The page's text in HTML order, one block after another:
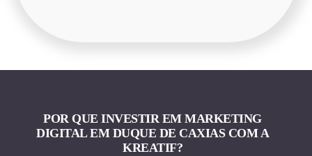
POR QUE INVESTIR EM MARKETING
DIGITAL EM DUQUE DE CAXIAS COM A
KREATIF?